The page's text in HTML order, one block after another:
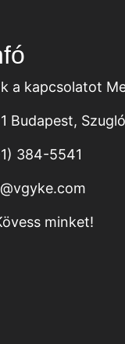
a kapcsolatot
Budapest,
384-5541
minket!